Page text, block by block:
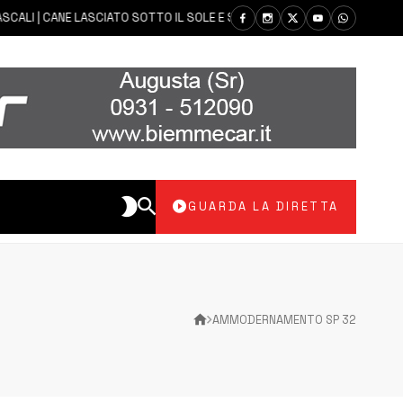
| CANE LASCIATO SOTTO IL SOLE E SENZA ACQUA: CARABINIERI
GUARDA LA DIRETTA
AMMODERNAMENTO SP 32